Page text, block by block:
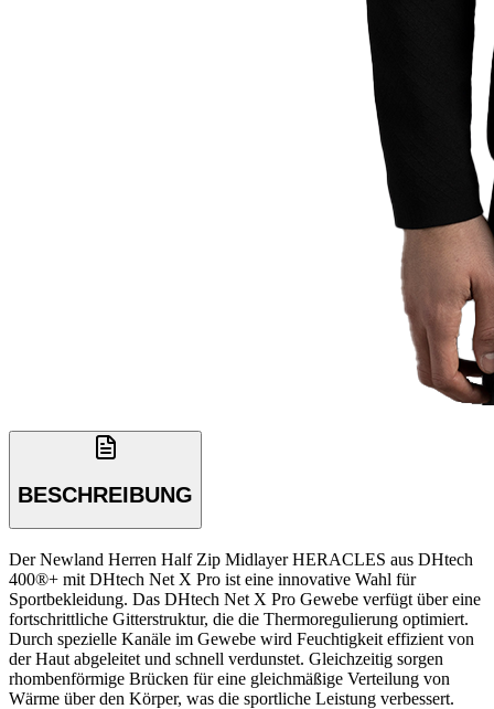
BESCHREIBUNG
Der Newland Herren Half Zip Midlayer HERACLES aus DHtech
400®+ mit DHtech Net X Pro ist eine innovative Wahl für
Sportbekleidung. Das DHtech Net X Pro Gewebe verfügt über eine
fortschrittliche Gitterstruktur, die die Thermoregulierung optimiert.
Durch spezielle Kanäle im Gewebe wird Feuchtigkeit effizient von
der Haut abgeleitet und schnell verdunstet. Gleichzeitig sorgen
rhombenförmige Brücken für eine gleichmäßige Verteilung von
Wärme über den Körper, was die sportliche Leistung verbessert.